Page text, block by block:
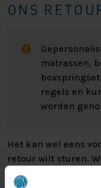
ONS
matrassen,
regels en
worden
Het kan wel eens
retour wilt sturen.
bevalt of misschien